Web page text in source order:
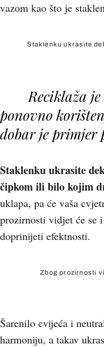
vazom kao što je
Staklenku ukrasite
Reciklaža
ponovno
dobar je primjer
Staklenku ukrasite
čipkom ili bilo kojim
uklapa, pa će vaša
prozirnosti vidjet će se
doprinijeti efektnosti.
Zbog prozirnosti
Šarenilo cvijeća i
harmoniju, a takav